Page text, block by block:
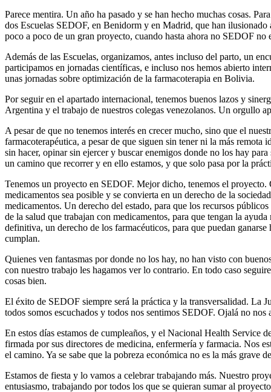
Parece mentira. Un año ha pasado y se han hecho muchas cosas.
dos Escuelas SEDOF, en Benidorm y en Madrid, que han ilusionado
poco a poco de un gran proyecto, cuando hasta ahora no SEDOF no
Además de las Escuelas, organizamos, antes incluso del parto, un
participamos en jornadas científicas, e incluso nos hemos abierto
unas jornadas sobre optimización de la farmacoterapia en Bolivia.
Por seguir en el apartado internacional, tenemos buenos lazos y
Argentina y el trabajo de nuestros colegas venezolanos. Un orgullo
A pesar de que no tenemos interés en crecer mucho, sino que el
farmacoterapéutica, a pesar de que siguen sin tener ni la más
sin hacer, opinar sin ejercer y buscar enemigos donde no los hay
un camino que recorrer y en ello estamos, y que solo pasa por la
Tenemos un proyecto en SEDOF. Mejor dicho, tenemos el proyecto.
medicamentos sea posible y se convierta en un derecho de la
medicamentos. Un derecho del estado, para que los recursos
de la salud que trabajan con medicamentos, para que tengan la
definitiva, un derecho de los farmacéuticos, para que puedan
cumplan.
Quienes ven fantasmas por donde no los hay, no han visto con
con nuestro trabajo les hagamos ver lo contrario. En todo caso
cosas bien.
El éxito de SEDOF siempre será la práctica y la transversalidad. La
todos somos escuchados y todos nos sentimos SEDOF. Ojalá no nos
En estos días estamos de cumpleaños, y el Nacional Health Service
firmada por sus directores de medicina, enfermería y farmacia. Nos
el camino. Ya se sabe que la pobreza económica no es la más grave
Estamos de fiesta y lo vamos a celebrar trabajando más. Nuestro
entusiasmo, trabajando por todos los que se quieran sumar al